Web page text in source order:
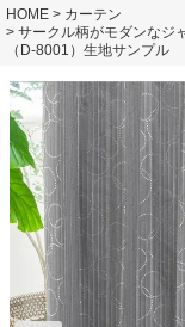
HOME
カーテン
サークル柄がモダンなジ
（D-8001）生地サンプル